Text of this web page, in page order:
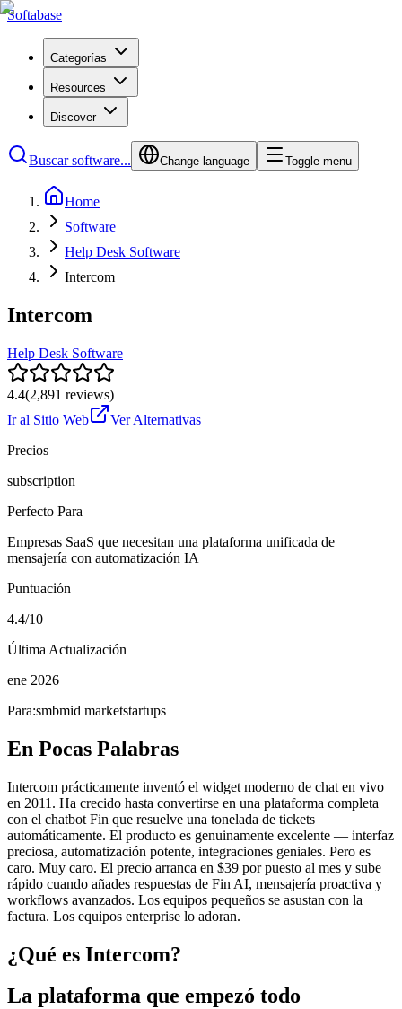
Softabase
Categorías
Resources
Discover
Buscar software... Change language Toggle menu
Home
Software
Help Desk Software
Intercom
Intercom
Help Desk Software
4.4(2,891 reviews)
Ir al Sitio Web
Ver Alternativas
Precios
subscription
Perfecto Para
Empresas SaaS que necesitan una plataforma unificada de
mensajería con automatización IA
Puntuación
4.4/10
Última Actualización
ene 2026
Para:smbmid marketstartups
En Pocas Palabras
Intercom prácticamente inventó el widget moderno de chat en vivo
en 2011. Ha crecido hasta convertirse en una plataforma completa
con el chatbot Fin que resuelve una tonelada de tickets
automáticamente. El producto es genuinamente excelente — interfaz
preciosa, automatización potente, integraciones geniales. Pero es
caro. Muy caro. El precio arranca en $39 por puesto al mes y sube
rápido cuando añades respuestas de Fin AI, mensajería proactiva y
workflows avanzados. Los equipos pequeños se asustan con la
factura. Los equipos enterprise lo adoran.
¿Qué es Intercom?
La plataforma que empezó todo